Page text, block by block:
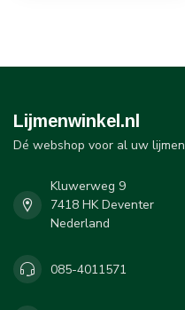
Lijmenwinkel.nl
Dé webshop voor al uw lijmen
Kluwerweg 9
7418 HK Deventer
Nederland
085-4011571